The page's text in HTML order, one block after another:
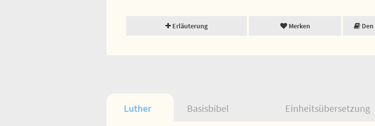
Erläuterung Merken
Luther Basisbibel Einheitsübersetzung